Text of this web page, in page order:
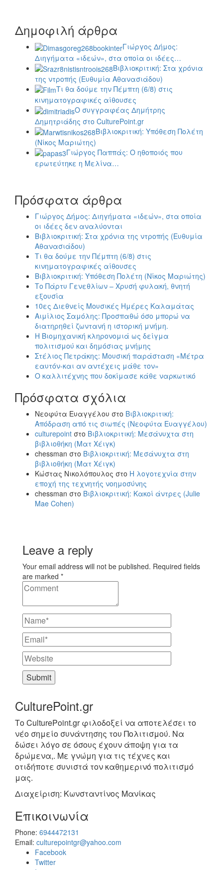
Δημοφιλή άρθρα
Γιώργος Δήμος:
Διηγήματα «ιδεών», στα οποία οι ιδέες…
Βιβλιοκριτική: Στα χρόνια
της ντροπής (Ευθυμία Αθανασιάδου)
Τι θα δούμε την Πέμπτη (6/8) στις
κινηματογραφικές αίθουσες
Ο συγγραφέας Δημήτρης
Δημητριάδης στο CulturePoint.gr
Βιβλιοκριτική: Υπόθεση Πολέτη
(Νίκος Μαριώτης)
Γιώργος Παππάς: Ο ηθοποιός που
ερωτεύτηκε η Μελίνα…
Πρόσφατα άρθρα
Γιώργος Δήμος: Διηγήματα «ιδεών», στα οποία
οι ιδέες δεν αναλύονται
Βιβλιοκριτική: Στα χρόνια της ντροπής (Ευθυμία
Αθανασιάδου)
Τι θα δούμε την Πέμπτη (6/8) στις
κινηματογραφικές αίθουσες
Βιβλιοκριτική: Υπόθεση Πολέτη (Νίκος Μαριώτης)
Το Πάρτυ Γενεθλίων – Χρυσή φυλακή, θνητή
εξουσία
10ες Διεθνείς Μουσικές Ημέρες Καλαμάτας
Αιμίλιος Σαμόλης: Προσπαθώ όσο μπορώ να
διατηρηθεί ζωντανή η ιστορική μνήμη.
Η Βιομηχανική κληρονομιά ως δείγμα
πολιτισμού και δημόσιας μνήμης
Στέλιος Πετράκης: Μουσική παράσταση «Μέτρα
εαυτόν-και αν αντέχεις μάθε τον»
Ο καλλιτέχνης που δοκίμασε κάθε ναρκωτικό
Πρόσφατα σχόλια
Νεοφύτα Ευαγγέλου στο Βιβλιοκριτική:
Απόδραση από τις σιωπές (Νεοφύτα Ευαγγέλου)
culturepoint στο Βιβλιοκριτική: Μεσάνυχτα στη
βιβλιοθήκη (Ματ Χέιγκ)
chessman στο Βιβλιοκριτική: Μεσάνυχτα στη
βιβλιοθήκη (Ματ Χέιγκ)
Κώστας Νικολόπουλος στο Η λογοτεχνία στην
εποχή της τεχνητής νοημοσύνης
chessman στο Βιβλιοκριτική: Κακοί άντρες (Julie
Mae Cohen)
Leave a reply
Your email address will not be published. Required fields
are marked *
CulturePoint.gr
Το CulturePoint.gr φιλοδοξεί να αποτελέσει το
νέο σημείο συνάντησης του Πολιτισμού. Να
δώσει λόγο σε όσους έχουν άποψη για τα
δρώμενα,. Με γνώμη για τις τέχνες και
οτιδήποτε συνιστά τον καθημερινό πολιτισμό
μας.
Διαχείριση: Κωνσταντίνος Μανίκας
Επικοινωνία
Phone: 6944472131
Email: culturepointgr@yahoo.com
Facebook
Twitter